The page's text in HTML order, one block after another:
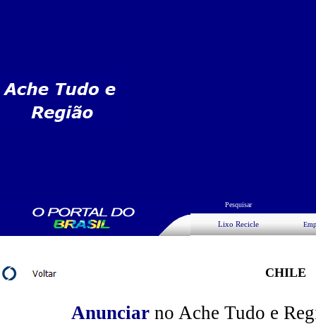
Pesquisar
Lixo Recicle
CHILE
Anunciar no Ache Tudo e